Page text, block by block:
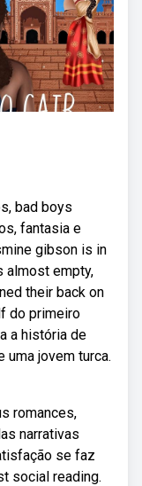
bad boys
fantasia e
gibson is in
almost empty,
their back on
do primeiro
a história de
uma jovem turca.
romances,
narrativas
se faz
social reading.